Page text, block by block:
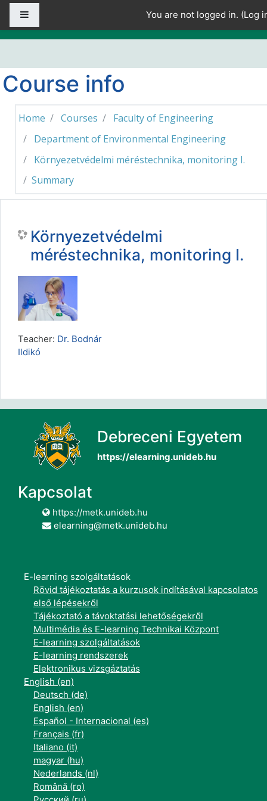
Skip to main content
You are not logged in. (Log
Course info
Home Courses
Faculty of Engineering
Department of Environmental Engineering
Környezetvédelmi méréstechnika, monitoring I.
Summary
Környezetvédelmi
méréstechnika, monitoring I.
Teacher: Dr. Bodnár
Ildikó
Debreceni Egyetem
https://elearning.unideb.hu
Kapcsolat
https://metk.unideb.hu
elearning@metk.unideb.hu
E-learning szolgáltatások
Rövid tájékoztatás a kurzusok indításával kapcsolatos
első lépésekről
Tájékoztató a távoktatási lehetőségekről
Multimédia és E-learning Technikai Központ
E-learning szolgáltatások
E-learning rendszerek
Elektronikus vizsgáztatás
English ‎(en)‎
Deutsch ‎(de)‎
English ‎(en)‎
Español - Internacional ‎(es)‎
Français ‎(fr)‎
Italiano ‎(it)‎
magyar ‎(hu)‎
Nederlands ‎(nl)‎
Română ‎(ro)‎